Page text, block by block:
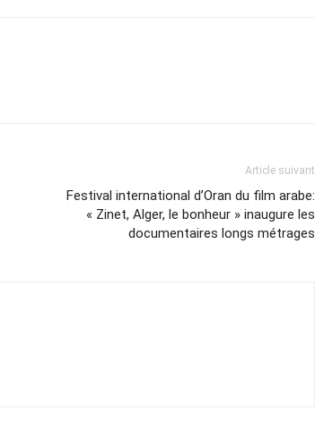
Article suivant
Festival international d’Oran du film arabe:
« Zinet, Alger, le bonheur » inaugure les
documentaires longs métrages